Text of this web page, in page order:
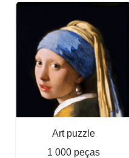
Art puzzle
1 000 peças